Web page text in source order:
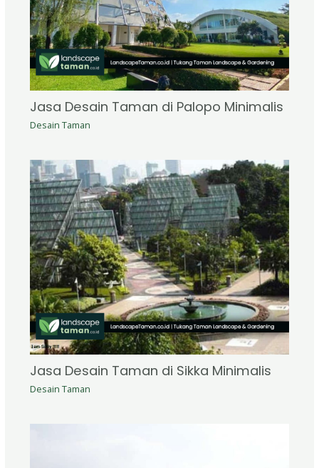
Jasa Desain Taman di Palopo Minimalis
Desain Taman
Jasa Desain Taman di Sikka Minimalis
Desain Taman